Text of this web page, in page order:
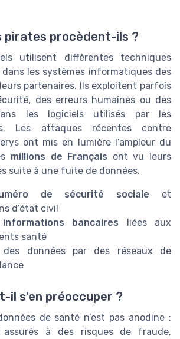
pirates procèdent-ils ?
utilisent différentes techniques
dans les systèmes informatiques des
partenaires. Ils exploitent parfois
des erreurs humaines ou des
les logiciels utilisés par les
Les attaques récentes contre
ont mis en lumière l’ampleur du
millions de Français ont vu leurs
suite à une fuite de données.
de sécurité sociale et
d’état civil
informations bancaires liées aux
santé
des données par des réseaux de
il s’en préoccuper ?
de santé n’est pas anodine :
assurés à des risques de fraude,